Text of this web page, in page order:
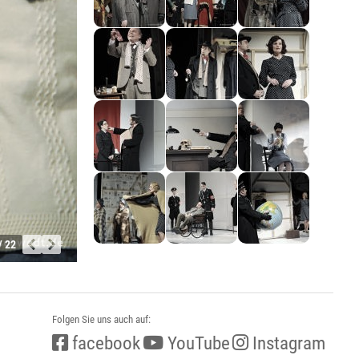
22
Folgen Sie uns auch auf:
facebook YouTube Instagram